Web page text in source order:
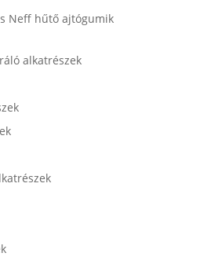
Neff hűtő ajtógumik
alkatrészek